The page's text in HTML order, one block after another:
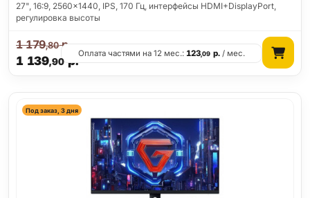
27", 16:9, 2560x1440, IPS, 170 Гц, интерфейсы HDMI+DisplayPort,
регулировка высоты
1 139,90 р.
1 179,80р.
Оплата частями на 12 мес.:123,09 р./ мес.
Под заказ, 3 дня